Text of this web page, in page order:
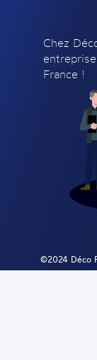
Chez
France !
©2024 Déco